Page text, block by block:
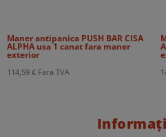
Maner antipanica PUSH BAR CISA
ALPHA usa 1 canat fara maner
exterior
114,59 € Fara TVA